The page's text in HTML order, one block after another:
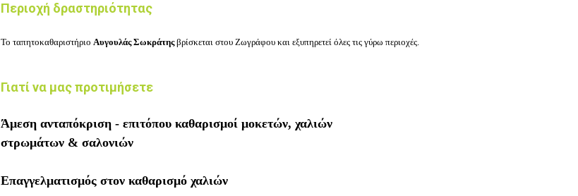
Περιοχή δραστηριότητας
Το ταπητοκαθαριστήριο ΑυγουλάςΣωκράτης βρίσκεται στου Ζωγράφου και εξυπηρετεί όλες τις γύρω περιοχές.
Γιατί να μας προτιμήσετε
Άμεση ανταπόκριση - επιτόπου καθαρισμοί μοκετών, χαλιών
στρωμάτων & σαλονιών
Επαγγελματισμός στον καθαρισμό χαλιών